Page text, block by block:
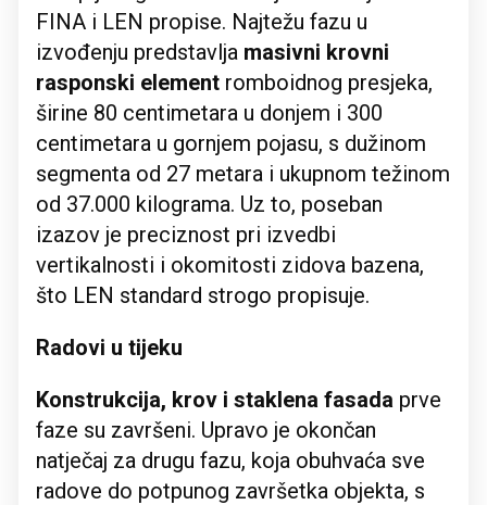
FINA i LEN propise. Najtežu fazu u
izvođenju predstavlja masivni krovni
rasponski element romboidnog presjeka,
širine 80 centimetara u donjem i 300
centimetara u gornjem pojasu, s dužinom
segmenta od 27 metara i ukupnom težinom
od 37.000 kilograma. Uz to, poseban
izazov je preciznost pri izvedbi
vertikalnosti i okomitosti zidova bazena,
što LEN standard strogo propisuje.
Radovi u tijeku
Konstrukcija, krov i staklena fasada prve
faze su završeni. Upravo je okončan
natječaj za drugu fazu, koja obuhvaća sve
radove do potpunog završetka objekta, s